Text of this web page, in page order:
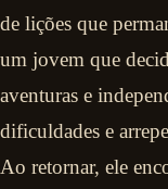
de lições que
um jovem que
aventuras e
dificuldades e
Ao retornar, ele